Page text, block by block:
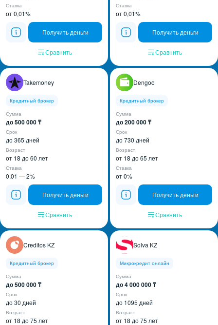
Ставка
от 0,01%
Получить деньги
Сравнить
Ставка
от 0,01%
Получить деньги
Сравнить
Takemoney
Кредитный брокер
Сумма
до 500 000 ₸
Срок
до 365 дней
Возраст
от 18 до 60 лет
Ставка
0,01 — 2%
Получить деньги
Сравнить
Dengoo
Кредитный брокер
Сумма
до 200 000 ₸
Срок
до 730 дней
Возраст
от 18 до 65 лет
Ставка
от 0%
Получить деньги
Сравнить
Creditos KZ
Кредитный брокер
Сумма
до 500 000 ₸
Срок
до 30 дней
Возраст
от 18 до 75 лет
Solva KZ
Микрокредит онлайн
Сумма
до 4 000 000 ₸
Срок
до 1095 дней
Возраст
от 18 до 75 лет